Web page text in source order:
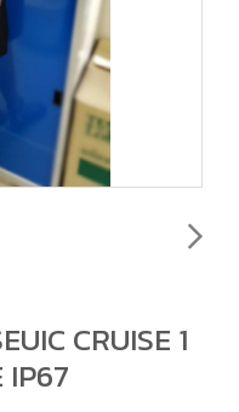
CRUISE 1
IP67